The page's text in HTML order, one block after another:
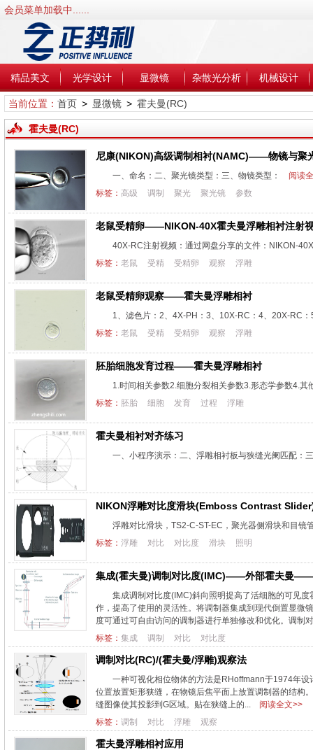
会员菜单加载中......
精品美文 光学设计 显微镜 杂散光分析 机械设计
当前位置： 首页> 显微镜> 霍夫曼(RC)
霍夫曼(RC)
尼康(NIKON)高级调制相衬(NAMC)——物镜与聚
一、命名：二、聚光镜类型：三、物镜类型：
阅读
标签： 高级 调制 聚光 聚光镜 参数
老鼠受精卵——NIKON-40X霍夫曼浮雕相衬注射
40X-RC注射视频：通过网盘分享的文件：NIKON-
标签： 老鼠 受精 受精卵 观察 浮雕
老鼠受精卵观察——霍夫曼浮雕相衬
1、滤色片：2、4X-PH：3、10X-RC：4、20X-RC
标签： 老鼠 受精 受精卵 观察 浮雕
胚胎细胞发育过程——霍夫曼浮雕相衬
1.时间相关参数2.细胞分裂相关参数3.形态学参数4.
标签： 胚胎 细胞 发育 过程 浮雕
霍夫曼相衬对齐练习
一、小程序演示：二、浮雕相衬板与狭缝光阑匹配：
NIKON浮雕对比度滑块(Emboss Contrast
浮雕对比滑块，TS2-C-ST-EC，聚光器侧滑块和目镜
标签： 浮雕 对比 对比度 滑块 照明
集成(霍夫曼)调制对比度(IMC)——外部霍夫曼——
集成调制对比度(IMC)斜向照明提高了活细胞的可见
作，提高了使用的灵活性。将调制器集成到现代倒置显微
度可通过可自由访问的调制器进行单独修改和优化。调制
标签： 集成 调制 对比 对比度
调制对比(RC)/(霍夫曼/浮雕)观察法
一种可视化相位物体的方法是RHoffmann于1974年
位置放置矩形狭缝，在物镜后焦平面上放置调制器的结构
缝图像使其投影到G区域。贴在狭缝上的...
阅读全文>>
标签： 调制 对比 浮雕 观察
霍夫曼浮雕相衬应用